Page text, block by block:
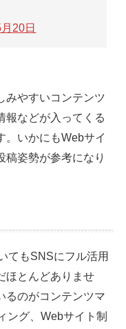
20日
みやすいコンテンツ
報などが入ってくる
。いかにもWebサイ
稿姿勢が参考になり
てもSNSにフル活用
ほとんどありませ
るのがコンテンツマ
ング、Webサイト制